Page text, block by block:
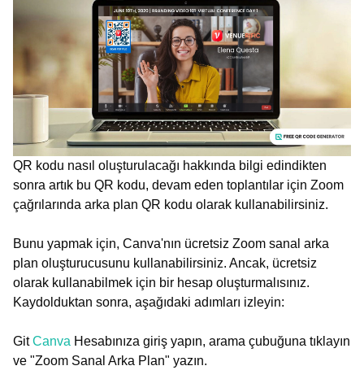
QR kodu nasıl oluşturulacağı hakkında bilgi edindikten
sonra artık bu QR kodu, devam eden toplantılar için Zoom
çağrılarında arka plan QR kodu olarak kullanabilirsiniz.
Bunu yapmak için, Canva'nın ücretsiz Zoom sanal arka
plan oluşturucusunu kullanabilirsiniz. Ancak, ücretsiz
olarak kullanabilmek için bir hesap oluşturmalısınız.
Kaydolduktan sonra, aşağıdaki adımları izleyin:
GitCanva Hesabınıza giriş yapın, arama çubuğuna tıklayın
ve "Zoom Sanal Arka Plan" yazın.